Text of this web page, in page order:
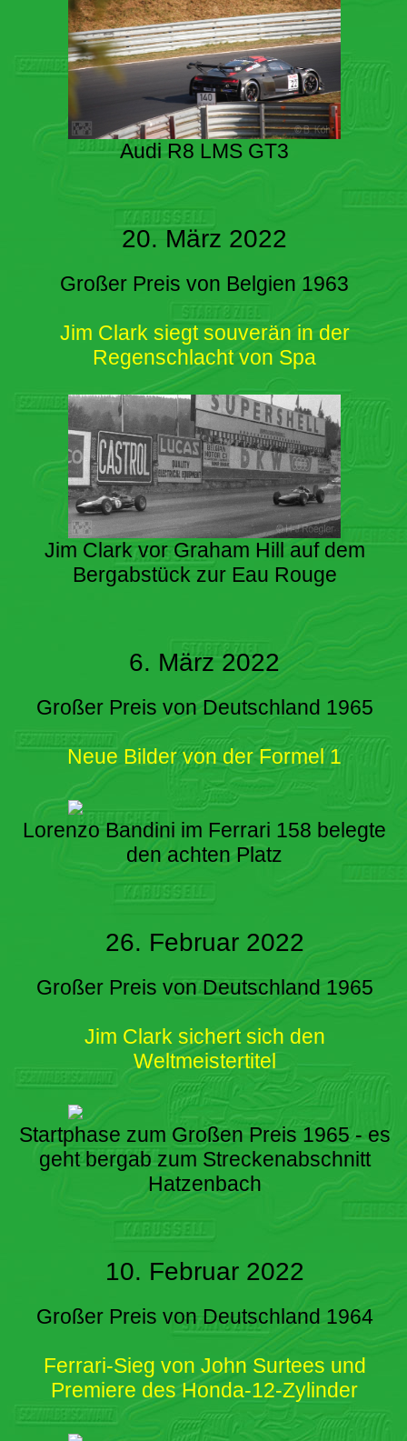
Audi R8 LMS GT3
20. März 2022
Großer Preis von Belgien 1963
Jim Clark siegt souverän in der
Regenschlacht von Spa
Jim Clark vor Graham Hill auf dem
Bergabstück zur Eau Rouge
6. März 2022
Großer Preis von Deutschland 1965
Neue Bilder von der Formel 1
Lorenzo Bandini im Ferrari 158 belegte
den achten Platz
26. Februar 2022
Großer Preis von Deutschland 1965
Jim Clark sichert sich den
Weltmeistertitel
Startphase zum Großen Preis 1965 - es
geht bergab zum Streckenabschnitt
Hatzenbach
10. Februar 2022
Großer Preis von Deutschland 1964
Ferrari-Sieg von John Surtees und
Premiere des Honda-12-Zylinder